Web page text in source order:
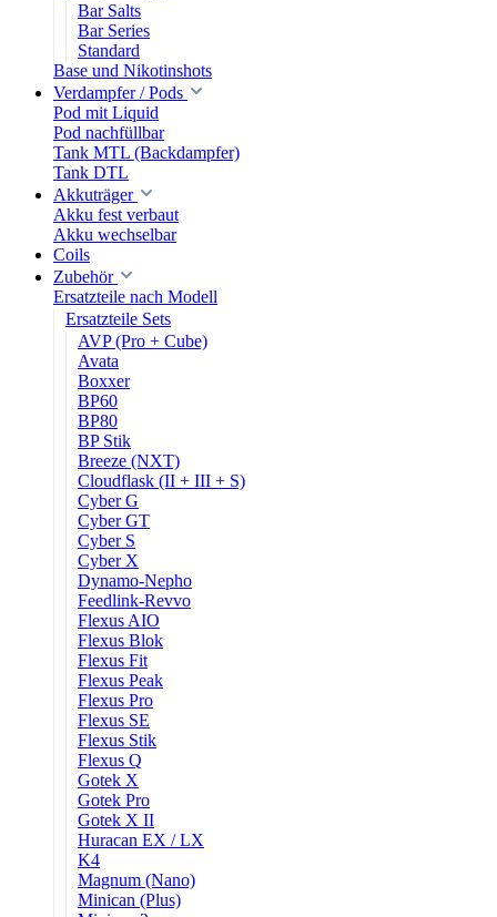
Bar Salts
Bar Series
Standard
Base und Nikotinshots
Verdampfer / Pods
Pod mit Liquid
Pod nachfüllbar
Tank MTL (Backdampfer)
Tank DTL
Akkuträger
Akku fest verbaut
Akku wechselbar
Coils
Zubehör
Ersatzteile nach Modell
Ersatzteile Sets
AVP (Pro + Cube)
Avata
Boxxer
BP60
BP80
BP Stik
Breeze (NXT)
Cloudflask (II + III + S)
Cyber G
Cyber GT
Cyber S
Cyber X
Dynamo-Nepho
Feedlink-Revvo
Flexus AIO
Flexus Blok
Flexus Fit
Flexus Peak
Flexus Pro
Flexus SE
Flexus Stik
Flexus Q
Gotek X
Gotek Pro
Gotek X II
Huracan EX / LX
K4
Magnum (Nano)
Minican (Plus)